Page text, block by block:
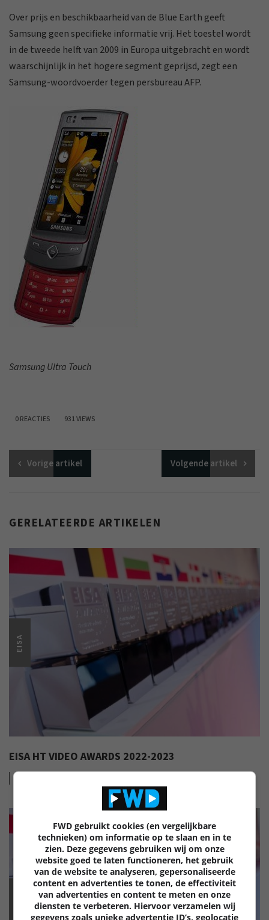
Over prijs en beschikbaarheid van de Blue Earth geeft
Samsung geen specifieke informatie vrij. Het toestel wordt
in de tweede helft van 2009 in Europa uitgebracht en wordt
waarschijnlijk in het hogere segment geprijsd, zegt een
Samsung-woordvoerder tegen persbureau AFP.
Samsung Ultra Touch
0 REACTIES 931 VIEWS
Vorigeartikel Volgendeartikel
GERELATEERDE ARTIKELEN
EISA
EISA HT VIDEO AWARDS 2022-2023
FWD gebruikt cookies (en vergelijkbare
technieken) om informatie op te slaan en in te
zien. Deze gegevens gebruiken wij om onze
website goed te laten functioneren, het gebruik
van de website te analyseren, gepersonaliseerde
content en advertenties te tonen, de effectiviteit
van advertenties en content te meten en onze
diensten te verbeteren. Hiervoor verzamelen wij
gegevens zoals unieke advertentie ID’s, geolocatie